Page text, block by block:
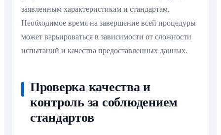
заявленным характеристикам и стандартам.
Необходимое время на завершение всей процедуры
может варьироваться в зависимости от сложности
испытаний и качества предоставленных данных.
Проверка качества и
контроль за соблюдением
стандартов